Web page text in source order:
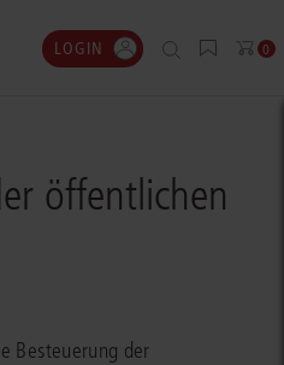
LOGIN 0
öffentlichen
Besteuerung der